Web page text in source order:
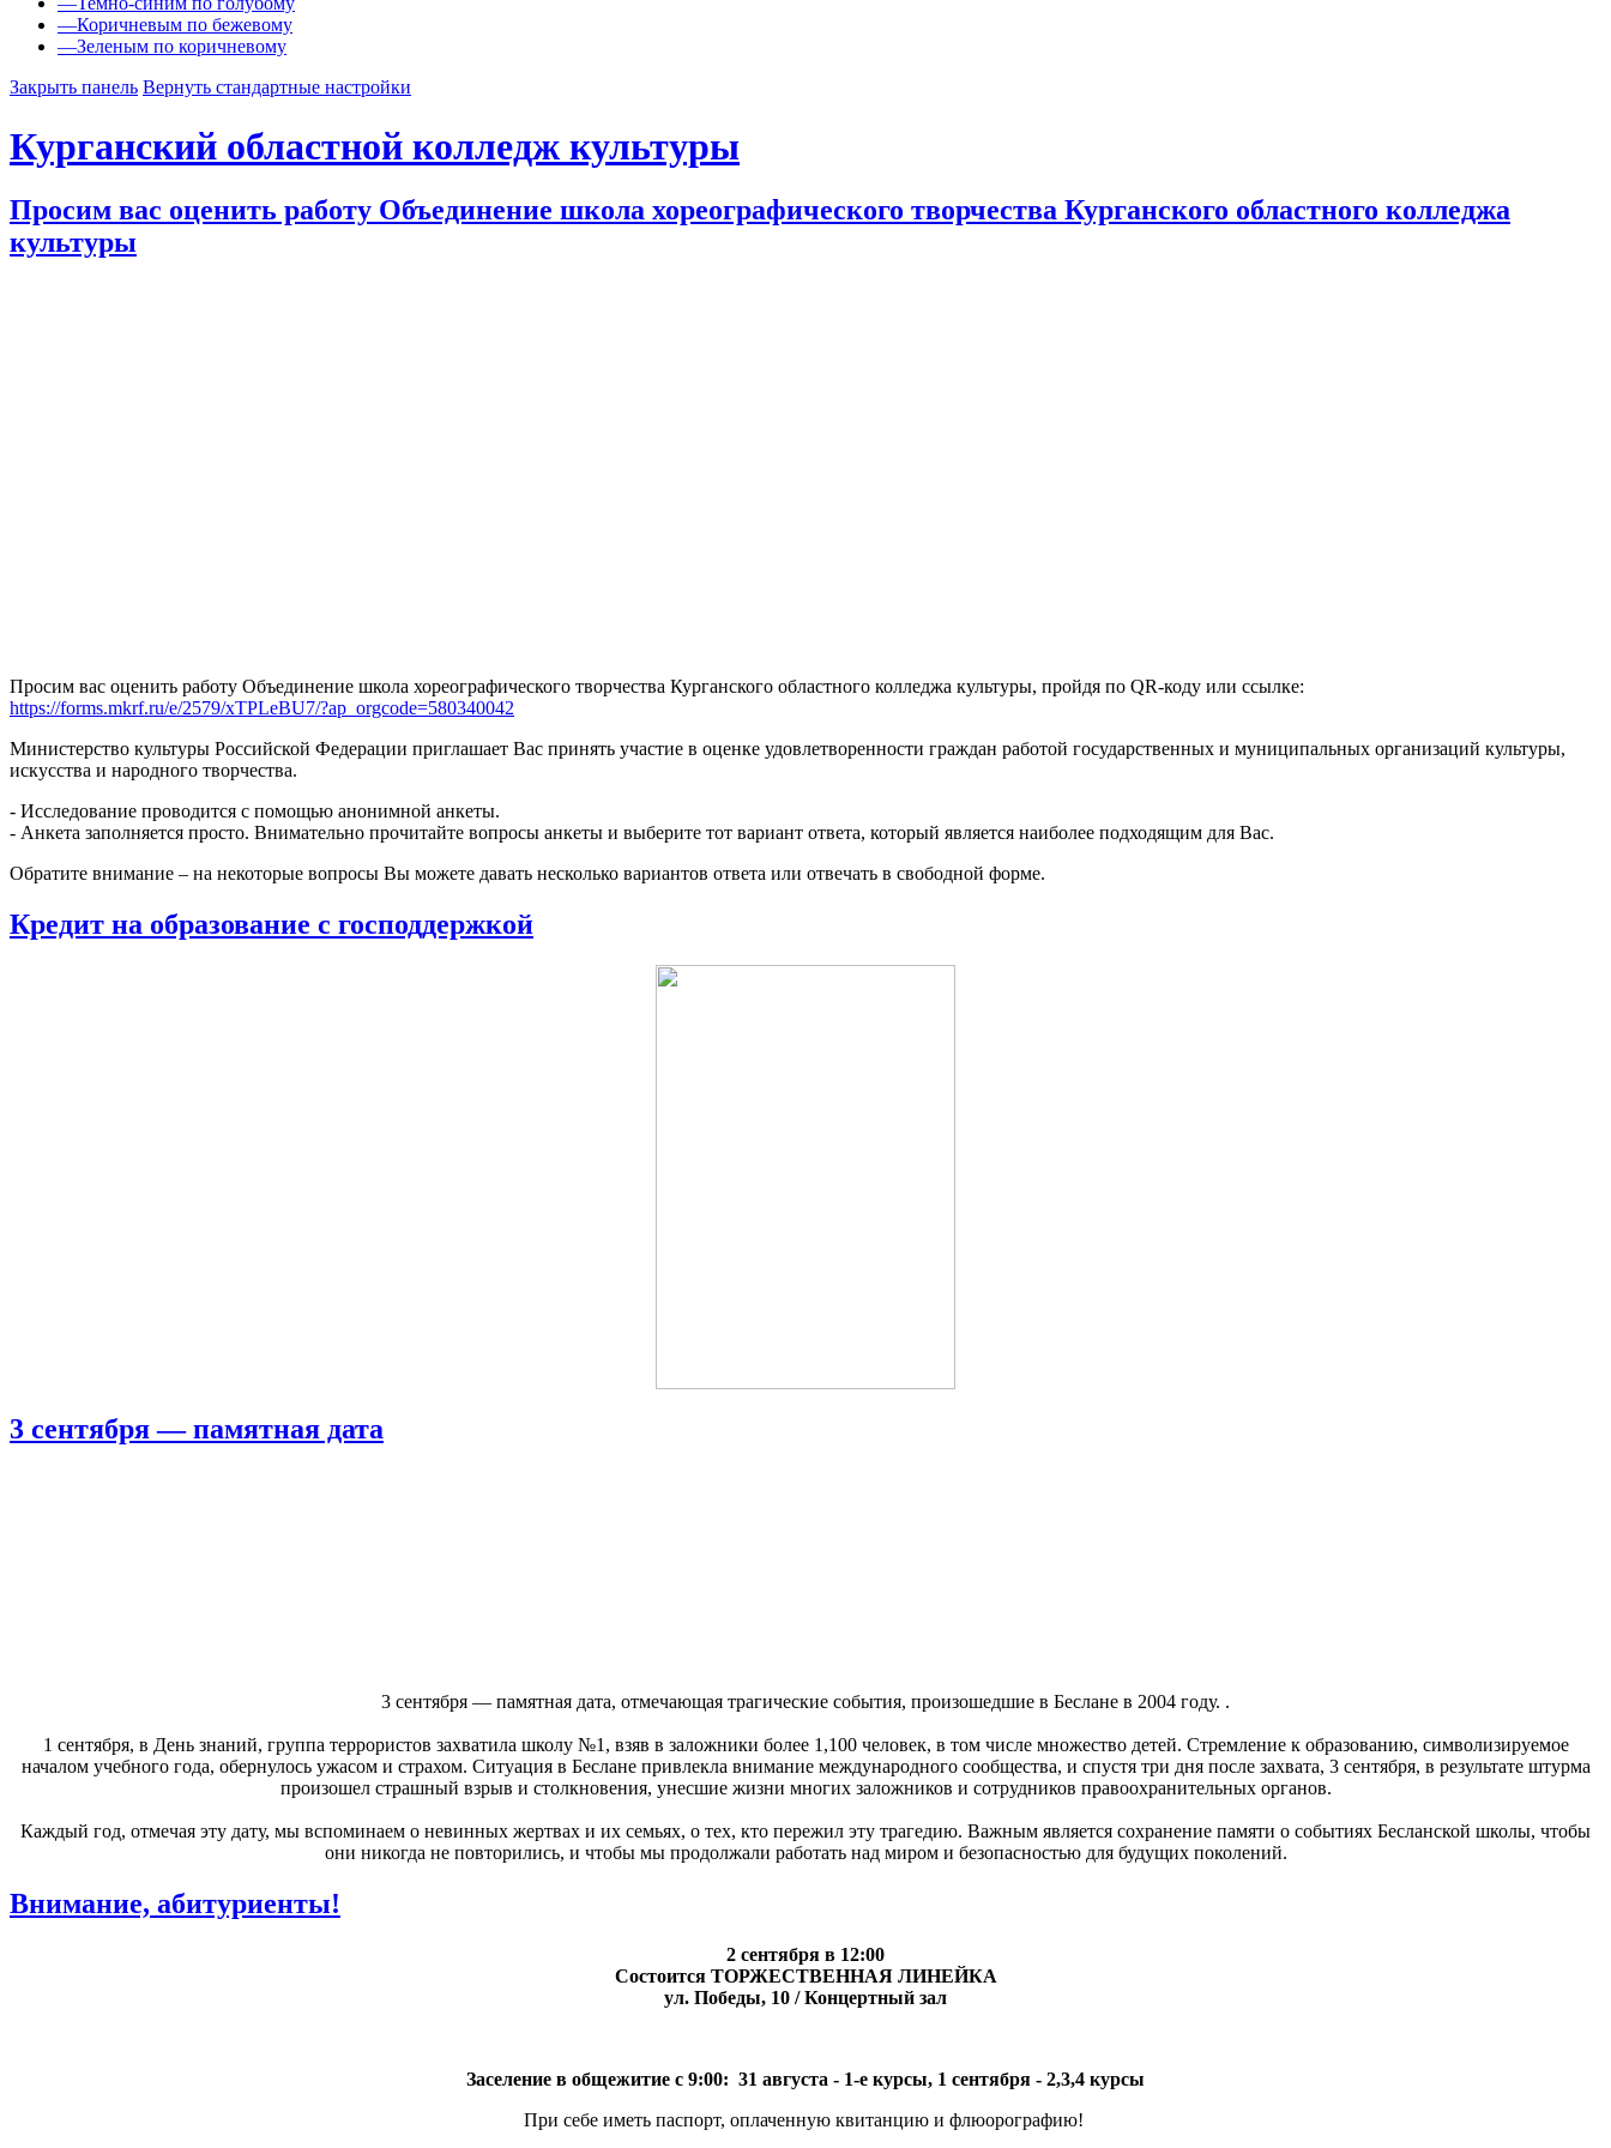
—Коричневым по бежевому
—Зеленым по коричневому
Закрыть панель Вернуть стандартные настройки
Курганский областной колледж культуры
Просим вас оценить работу Объединение школа хореографического творчества Курганского областного колледжа
культуры
Просим вас оценить работу Объединение школа хореографического творчества Курганского областного колледжа культуры, пройдя по QR-коду или ссылке:
https://forms.mkrf.ru/e/2579/xTPLeBU7/?ap_orgcode=580340042
Министерство культуры Российской Федерации приглашает Вас принять участие в оценке удовлетворенности граждан работой государственных и муниципальных организаций культуры,
искусства и народного творчества.
- Исследование проводится с помощью анонимной анкеты.
- Анкета заполняется просто. Внимательно прочитайте вопросы анкеты и выберите тот вариант ответа, который является наиболее подходящим для Вас.
Обратите внимание – на некоторые вопросы Вы можете давать несколько вариантов ответа или отвечать в свободной форме.
Кредит на образование с господдержкой
3 сентября — памятная дата
3 сентября — памятная дата, отмечающая трагические события, произошедшие в Беслане в 2004 году. .
1 сентября, в День знаний, группа террористов захватила школу №1, взяв в заложники более 1,100 человек, в том числе множество детей. Стремление к образованию, символизируемое
началом учебного года, обернулось ужасом и страхом. Ситуация в Беслане привлекла внимание международного сообщества, и спустя три дня после захвата, 3 сентября, в результате штурма
произошел страшный взрыв и столкновения, унесшие жизни многих заложников и сотрудников правоохранительных органов.
Каждый год, отмечая эту дату, мы вспоминаем о невинных жертвах и их семьях, о тех, кто пережил эту трагедию. Важным является сохранение памяти о событиях Бесланской школы, чтобы
они никогда не повторились, и чтобы мы продолжали работать над миром и безопасностью для будущих поколений.
Внимание, абитуриенты!
2 сентября в 12:00
Состоится ТОРЖЕСТВЕННАЯ ЛИНЕЙКА
ул. Победы, 10 / Концертный зал
Заселение в общежитие с 9:00: 31 августа - 1-е курсы, 1 сентября - 2,3,4 курсы
При себе иметь паспорт, оплаченную квитанцию и флюорографию!